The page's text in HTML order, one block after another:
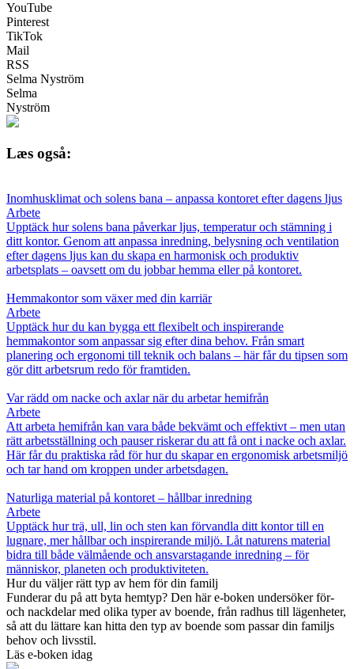
YouTube
Pinterest
TikTok
Mail
RSS
Selma Nyström
Selma
Nyström
Læs også:
Inomhusklimat och solens bana – anpassa kontoret efter dagens ljus
Arbete
Upptäck hur solens bana påverkar ljus, temperatur och stämning i
ditt kontor. Genom att anpassa inredning, belysning och ventilation
efter dagens ljus kan du skapa en harmonisk och produktiv
arbetsplats – oavsett om du jobbar hemma eller på kontoret.
Hemmakontor som växer med din karriär
Arbete
Upptäck hur du kan bygga ett flexibelt och inspirerande
hemmakontor som anpassar sig efter dina behov. Från smart
planering och ergonomi till teknik och balans – här får du tipsen som
gör ditt arbetsrum redo för framtiden.
Var rädd om nacke och axlar när du arbetar hemifrån
Arbete
Att arbeta hemifrån kan vara både bekvämt och effektivt – men utan
rätt arbetsställning och pauser riskerar du att få ont i nacke och axlar.
Här får du praktiska råd för hur du skapar en ergonomisk arbetsmiljö
och tar hand om kroppen under arbetsdagen.
Naturliga material på kontoret – hållbar inredning
Arbete
Upptäck hur trä, ull, lin och sten kan förvandla ditt kontor till en
lugnare, mer hållbar och inspirerande miljö. Låt naturens material
bidra till både välmående och ansvarstagande inredning – för
människor, planeten och produktiviteten.
Hur du väljer rätt typ av hem för din familj
Funderar du på att byta hemtyp? Den här e-boken undersöker för-
och nackdelar med olika typer av boende, från radhus till lägenheter,
så att du lättare kan hitta den typ av boende som passar din familjs
behov och livsstil.
Läs e-boken idag